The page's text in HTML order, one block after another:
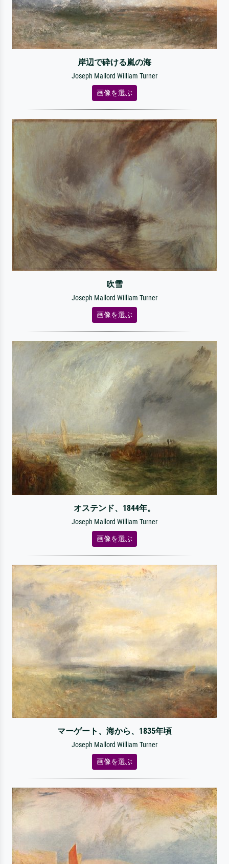
岸辺で砕ける嵐の海
Joseph Mallord William Turner
画像を選ぶ
吹雪
Joseph Mallord William Turner
画像を選ぶ
オステンド、1844年。
Joseph Mallord William Turner
画像を選ぶ
マーゲート、海から、1835年頃
Joseph Mallord William Turner
画像を選ぶ